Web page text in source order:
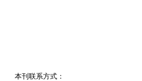
本刊联系方式：